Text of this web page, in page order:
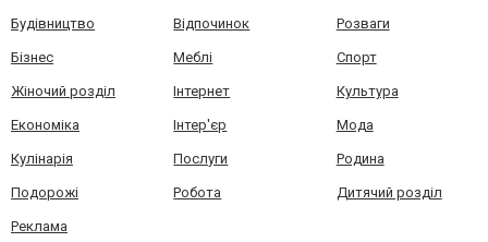
Будівництво Відпочинок Розваги
Бізнес Меблі Спорт
Жіночий розділ Інтернет Культура
Економіка Інтер'єр Мода
Кулінарія Послуги Родина
Подорожі Робота Дитячий розділ
Реклама